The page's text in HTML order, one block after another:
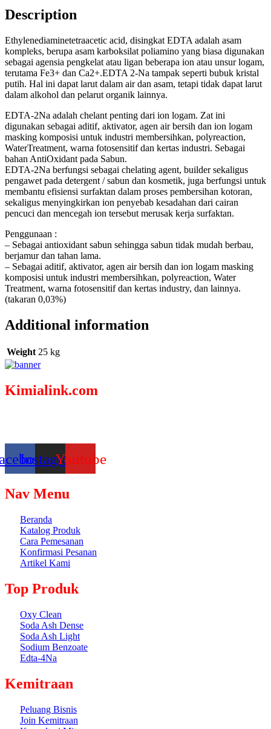
Description
Ethylenediaminetetraacetic acid, disingkat EDTA adalah asam
kompleks, berupa asam karboksilat poliamino yang biasa digunakan
sebagai agensia pengkelat atau ligan beberapa ion atau unsur logam,
terutama Fe3+ dan Ca2+.EDTA 2-Na tampak seperti bubuk kristal
putih. Hal ini dapat larut dalam air dan asam, tetapi tidak dapat larut
dalam alkohol dan pelarut organik lainnya.
EDTA-2Na adalah chelant penting dari ion logam. Zat ini
digunakan sebagai aditif, aktivator, agen air bersih dan ion logam
masking komposisi untuk industri membersihkan, polyreaction,
WaterTreatment, warna fotosensitif dan kertas industri. Sebagai
bahan AntiOxidant pada Sabun.
EDTA-2Na berfungsi sebagai chelating agent, builder sekaligus
pengawet pada detergent / sabun dan kosmetik, juga berfungsi untuk
membantu efisiensi surfaktan dalam proses pembersihan kotoran,
sekaligus menyingkirkan ion penyebab kesadahan dari cairan
pencuci dan mencegah ion tersebut merusak kerja surfaktan.
Penggunaan :
– Sebagai antioxidant sabun sehingga sabun tidak mudah berbau,
berjamur dan tahan lama.
– Sebagai aditif, aktivator, agen air bersih dan ion logam masking
komposisi untuk industri membersihkan, polyreaction, Water
Treatment, warna fotosensitif dan kertas industry, dan lainnya.
(takaran 0,03%)
Additional information
Weight 25 kg
Kimialink.com
InstagramYoutube
Nav Menu
Beranda
Katalog Produk
Cara Pemesanan
Konfirmasi Pesanan
Artikel Kami
Top Produk
Oxy Clean
Soda Ash Dense
Soda Ash Light
Sodium Benzoate
Edta-4Na
Kemitraan
Peluang Bisnis
Join Kemitraan